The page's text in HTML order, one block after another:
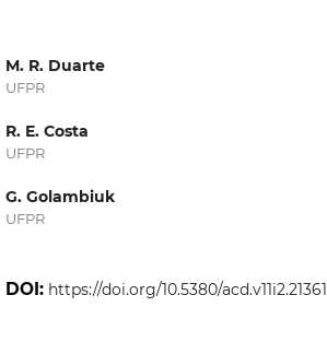
M. R. Duarte
UFPR
R. E. Costa
UFPR
G. Golambiuk
UFPR
DOI: https://doi.org/10.5380/acd.v11i2.21361